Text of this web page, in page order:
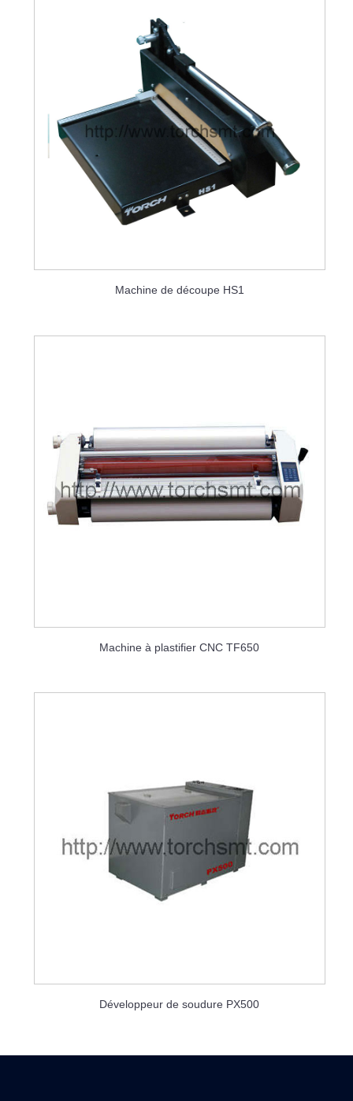
Machine de découpe HS1
Machine à plastifier CNC TF650
Développeur de soudure PX500